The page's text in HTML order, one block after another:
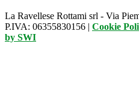
La Ravellese Rottami srl - Via
P.IVA: 06355830156 | Cookie
by SWI